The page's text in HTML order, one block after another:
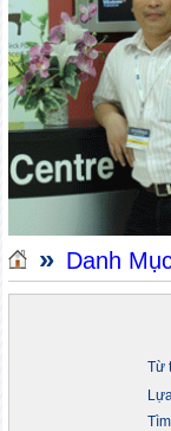
» Danh
Từ